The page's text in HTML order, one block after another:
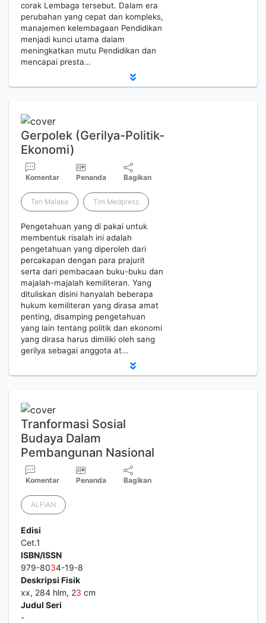
corak Lembaga tersebut. Dalam era
perubahan yang cepat dan kompleks,
manajemen kelembagaan Pendidikan
menjadi kunci utama dalam
meningkatkan mutu Pendidikan dan
mencapai presta…
Gerpolek (Gerilya-Politik-
Ekonomi)
Komentar Penanda Bagikan
Tan Malaka Tim Medpress
Pengetahuan yang di pakai untuk
membentuk risalah ini adalah
pengetahuan yang diperoleh dari
percakapan dengan para prajurit
serta dari pembacaan buku-buku dan
majalah-majalah kemiliteran. Yang
dituliskan disini hanyalah beberapa
hukum kemiliteran yang dirasa amat
penting, disamping pengetahuan
yang lain tentang politik dan ekonomi
yang dirasa harus dimiliki oleh sang
gerilya sebagai anggota at…
Tranformasi Sosial
Budaya Dalam
Pembangunan Nasional
Komentar Penanda Bagikan
ALFIAN
Edisi
Cet.1
ISBN/ISSN
979-8034-19-8
Deskripsi Fisik
xx, 284 hlm, 23 cm
Judul Seri
-